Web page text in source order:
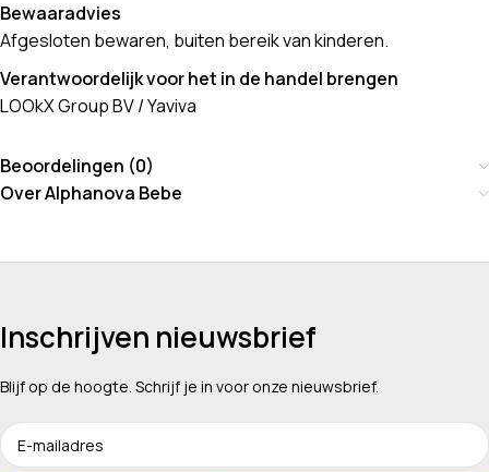
Bewaaradvies
Afgesloten bewaren, buiten bereik van kinderen.
Verantwoordelijk voor het in de handel brengen
LOOkX Group BV / Yaviva
Beoordelingen (0)
Over Alphanova Bebe
Inschrijven nieuwsbrief
Blijf op de hoogte. Schrijf je in voor onze nieuwsbrief.